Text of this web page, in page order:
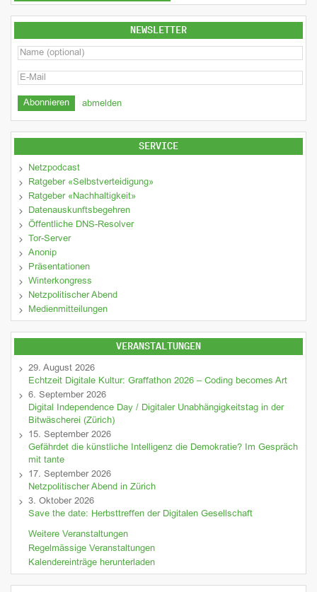
NEWSLETTER
abmelden
SERVICE
Netzpodcast
Ratgeber «Selbstverteidigung»
Ratgeber «Nachhaltigkeit»
Datenauskunftsbegehren
Öffentliche DNS-Resolver
Tor-Server
Anonip
Präsentationen
Winterkongress
Netzpolitischer Abend
Medienmitteilungen
VERANSTALTUNGEN
29. August 2026
Echtzeit Digitale Kultur: Graffathon 2026 – Coding becomes Art
6. September 2026
Digital Independence Day / Digitaler Unabhängigkeitstag in der
Bitwäscherei (Zürich)
15. September 2026
Gefährdet die künstliche Intelligenz die Demokratie? Im Gespräch
mit tante
17. September 2026
Netzpolitischer Abend in Zürich
3. Oktober 2026
Save the date: Herbsttreffen der Digitalen Gesellschaft
Weitere Veranstaltungen
Regelmässige Veranstaltungen
Kalendereinträge herunterladen